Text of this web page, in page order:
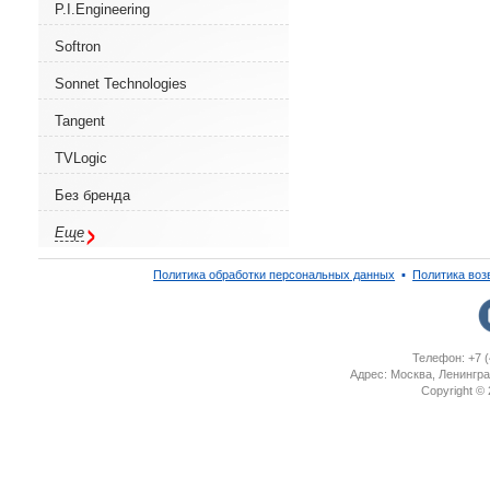
P.I.Engineering
Softron
Sonnet Technologies
Tangent
TVLogic
Без бренда
Еще
Политика обработки персональных данных ▪ Политика
Телефон: +7
Адрес: Москва,
Copyright ©